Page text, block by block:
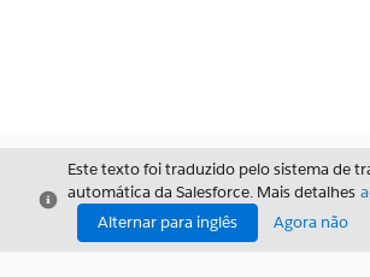
Fechar
Este texto foi traduzido pelo sistema de
automática da Salesforce. Mais detalhes
Alternar para inglês
Agora não